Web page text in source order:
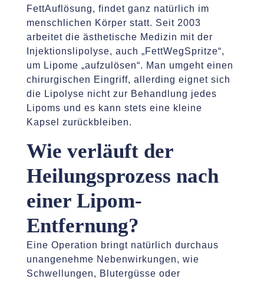
FettAuflösung, findet ganz natürlich im
menschlichen Körper statt. Seit 2003
arbeitet die ästhetische Medizin mit der
Injektionslipolyse, auch „FettWegSpritze“,
um Lipome „aufzulösen“. Man umgeht einen
chirurgischen Eingriff, allerding eignet sich
die Lipolyse nicht zur Behandlung jedes
Lipoms und es kann stets eine kleine
Kapsel zurückbleiben.
Wie verläuft der
Heilungsprozess nach
einer Lipom-
Entfernung?
Eine Operation bringt natürlich durchaus
unangenehme Nebenwirkungen, wie
Schwellungen, Blutergüsse oder